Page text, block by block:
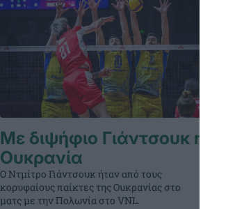
Με διψήφιο Γιάντσουκ η
Ουκρανία
Ο Ντμίτρο Γιάντσουκ ήταν από τους
κορυφαίους παίκτες της Ουκρανίας στο
ματς με την Πολωνία στο VNL.